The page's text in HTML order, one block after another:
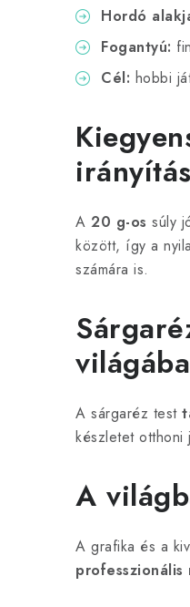
Hordó
Fogantyú:
Cél: hobbi
A 20 g-os súly
között, így a
számára is.
A sárgaréz test
készletet otthoni
A
A grafika és a